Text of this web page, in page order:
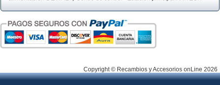
Copyright © Recambios y Accesorios onLine 2026